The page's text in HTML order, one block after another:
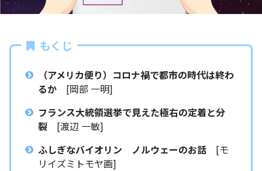
もくじ
（アメリカ便り）コロナ禍で都市の時代は終わ
るか [岡部 一明]
フランス大統領選挙で見えた極右の定着と分
裂 [渡辺 一敏]
ふしぎなバイオリン ノルウェーのお話 [モ
リイズミトモヤ画]